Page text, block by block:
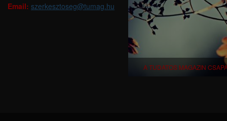
Email: szerkesztoseg@tumag.hu
A TUDATOS MAGAZIN